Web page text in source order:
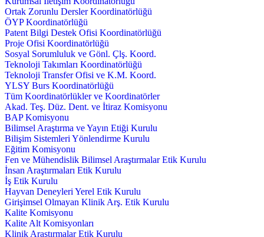
Ortak Zorunlu Dersler Koordinatörlüğü
ÖYP Koordinatörlüğü
Patent Bilgi Destek Ofisi Koordinatörlüğü
Proje Ofisi Koordinatörlüğü
Sosyal Sorumluluk ve Gönl. Çlş. Koord.
Teknoloji Takımları Koordinatörlüğü
Teknoloji Transfer Ofisi ve K.M. Koord.
YLSY Burs Koordinatörlüğü
Tüm Koordinatörlükler ve Koordinatörler
Akad. Teş. Düz. Dent. ve İtiraz Komisyonu
BAP Komisyonu
Bilimsel Araştırma ve Yayın Etiği Kurulu
Bilişim Sistemleri Yönlendirme Kurulu
Eğitim Komisyonu
Fen ve Mühendislik Bilimsel Araştırmalar Etik Kurulu
İnsan Araştırmaları Etik Kurulu
İş Etik Kurulu
Hayvan Deneyleri Yerel Etik Kurulu
Girişimsel Olmayan Klinik Arş. Etik Kurulu
Kalite Komisyonu
Kalite Alt Komisyonları
Klinik Araştırmalar Etik Kurulu